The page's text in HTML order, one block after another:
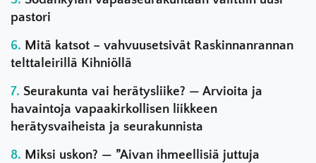
pastori
Mitä katsot – vahvuusetsivät Raskinnanrannan
telttaleirillä Kihniöllä
Seurakunta vai herätysliike? — Arvioita ja
havaintoja vapaakirkollisen liikkeen
herätysvaiheista ja seurakunnista
Miksi uskon? — ”Aivan ihmeellisiä juttuja